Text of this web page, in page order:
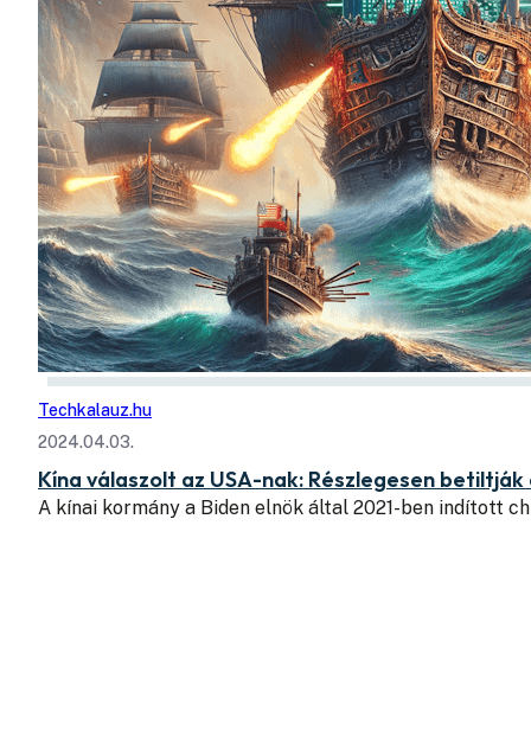
Techkalauz.hu
2024.04.03.
Kína válaszolt az USA-nak: Részlegesen
A kínai kormány a Biden elnök által 2021-ben indított